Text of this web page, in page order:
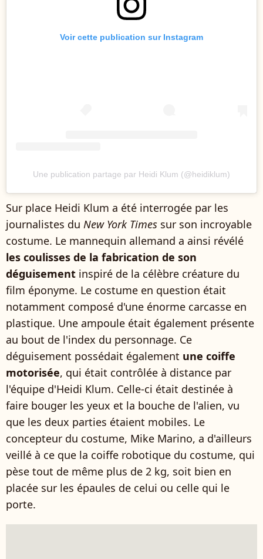
Voir cette publication sur Instagram
Une publication partage par Heidi Klum (@heidiklum)
Sur place Heidi Klum a été interrogée par les
journalistes du New York Times sur son incroyable
costume. Le mannequin allemand a ainsi révélé
les coulisses de la fabrication de son
déguisement inspiré de la célèbre créature du
film éponyme. Le costume en question était
notamment composé d'une énorme carcasse en
plastique. Une ampoule était également présente
au bout de l'index du personnage. Ce
déguisement possédait également une coiffe
motorisée, qui était contrôlée à distance par
l'équipe d'Heidi Klum. Celle-ci était destinée à
faire bouger les yeux et la bouche de l'alien, vu
que les deux parties étaient mobiles. Le
concepteur du costume, Mike Marino, a d'ailleurs
veillé à ce que la coiffe robotique du costume, qui
pèse tout de même plus de 2 kg, soit bien en
placée sur les épaules de celui ou celle qui le
porte.